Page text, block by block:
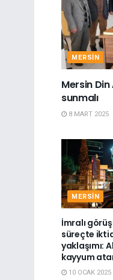
MERSIN
Mersin
sunmalı
8 MART 2025
MERSIN
İmralı
süreçte
yaklaşımı:
kayyum
10 OCAK 2025